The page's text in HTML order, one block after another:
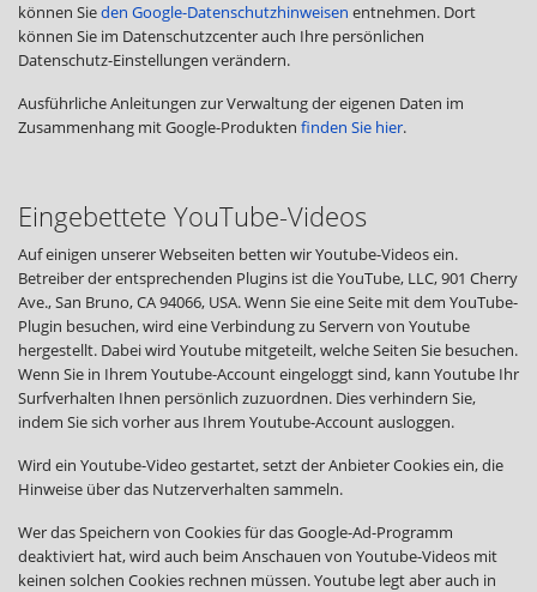
können Sieden Google-Datenschutzhinweisen entnehmen. Dort
können Sie im Datenschutzcenter auch Ihre persönlichen
Datenschutz-Einstellungen verändern.
Ausführliche Anleitungen zur Verwaltung der eigenen Daten im
Zusammenhang mit Google-Produkten finden Sie hier.
Eingebettete YouTube-Videos
Auf einigen unserer Webseiten betten wir Youtube-Videos ein.
Betreiber der entsprechenden Plugins ist die YouTube, LLC, 901 Cherry
Ave., San Bruno, CA 94066, USA. Wenn Sie eine Seite mit dem YouTube-
Plugin besuchen, wird eine Verbindung zu Servern von Youtube
hergestellt. Dabei wird Youtube mitgeteilt, welche Seiten Sie besuchen.
Wenn Sie in Ihrem Youtube-Account eingeloggt sind, kann Youtube Ihr
Surfverhalten Ihnen persönlich zuzuordnen. Dies verhindern Sie,
indem Sie sich vorher aus Ihrem Youtube-Account ausloggen.
Wird ein Youtube-Video gestartet, setzt der Anbieter Cookies ein, die
Hinweise über das Nutzerverhalten sammeln.
Wer das Speichern von Cookies für das Google-Ad-Programm
deaktiviert hat, wird auch beim Anschauen von Youtube-Videos mit
keinen solchen Cookies rechnen müssen. Youtube legt aber auch in